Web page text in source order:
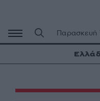
περιεχόμενο
Παρασκευή